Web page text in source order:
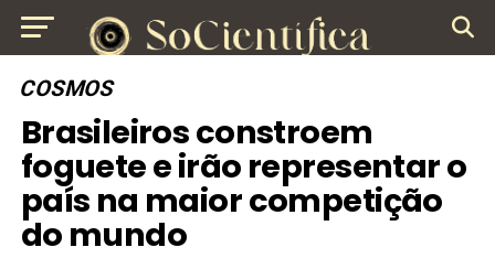
COSMOS
Brasileiros constroem
foguete e irão representar o
país na maior competição
do mundo